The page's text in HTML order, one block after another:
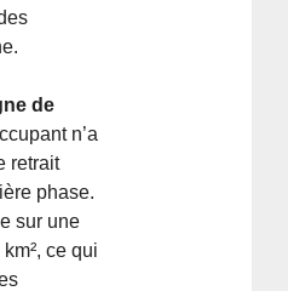
de
n’a
retrait
phase.
sur une
ce qui